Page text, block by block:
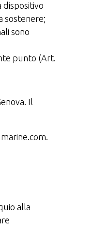
sostenere;
sono
punto (Art.
Il
alla